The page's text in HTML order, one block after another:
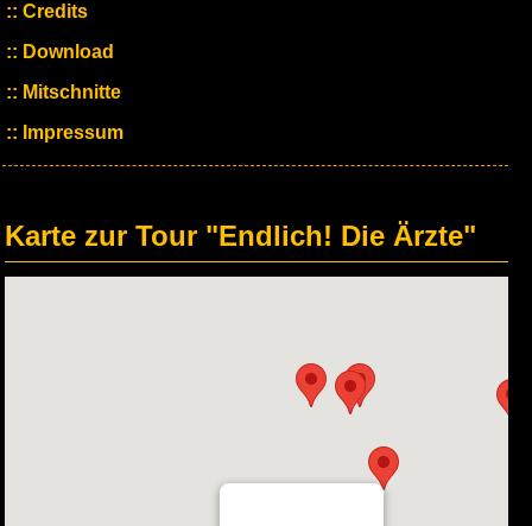
Credits
Download
Mitschnitte
Impressum
Karte zur Tour "Endlich! Die Ärzte"